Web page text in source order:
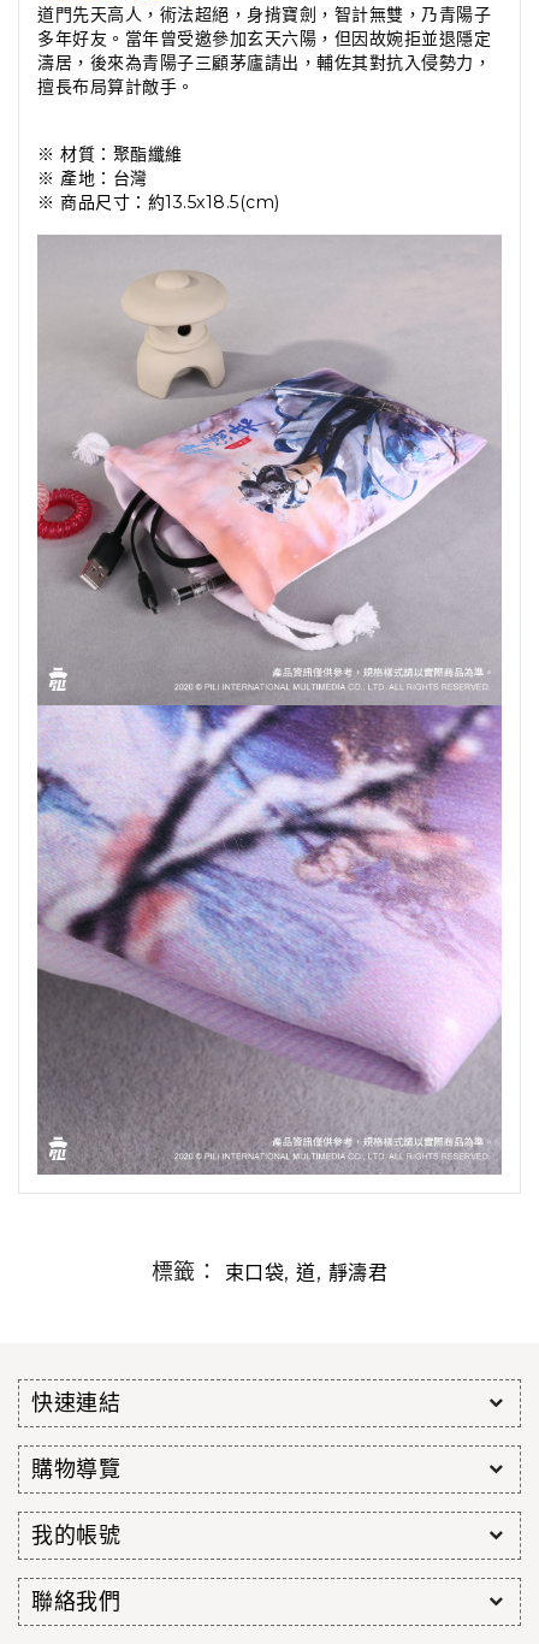
道門先天高人，術法超絕，身揹寶劍，智計無雙，乃青陽子
多年好友。當年曾受邀參加玄天六陽，但因故婉拒並退隱定
濤居，後來為青陽子三顧茅廬請出，輔佐其對抗入侵勢力，
擅長布局算計敵手。
※ 材質：聚酯纖維
※ 產地：台灣
※ 商品尺寸：約13.5x18.5(cm)
標籤： 束口袋,道, 靜濤君
快速連結
購物導覽
我的帳號
聯絡我們